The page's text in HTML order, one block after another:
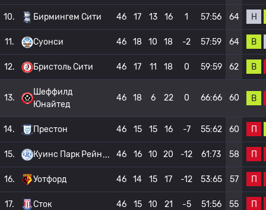
10. Бирмингем Сити 46 17 13 16 1 57:56 64 Н
11. Суонси 46 18 10 18 -2 57:59 64 В
12. Бристоль Сити 46 17 11 18 0 59:59 62 В
13.
Шеффилд
Юнайтед
46 18 6 22 0 66:66 60 В
14. Престон 46 15 15 16 -7 55:62 60 П
15. Куинс Парк Рейн 46 16 10 20 -12 61:73 58 П
16. Уотфорд 46 14 15 17 -12 53:65 57 П
17. Сток 46 15 10 21 -5 51:56 55 П